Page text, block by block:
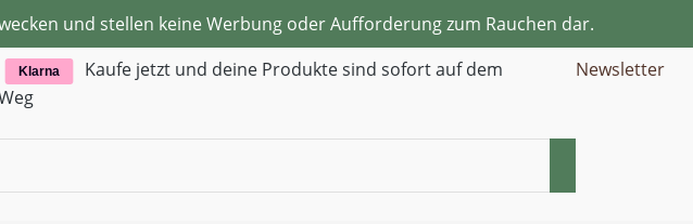
und stellen keine Werbung oder Aufforderung zum Rauchen dar.
Klarna
Kaufe jetzt und deine Produkte sind sofort auf dem
Newsletter